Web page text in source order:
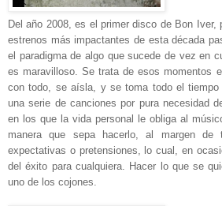
Del año 2008, es el primer disco de Bon Iver,
estrenos más impactantes de esta década
el paradigma de algo que sucede de vez en
es maravilloso. Se trata de esos momentos
con todo, se aísla, y se toma todo el tiempo
una serie de canciones por pura necesidad
en los que la vida personal le obliga al
manera que sepa hacerlo, al margen de
expectativas o pretensiones, lo cual, en
del éxito para cualquiera. Hacer lo que se
uno de los cojones.